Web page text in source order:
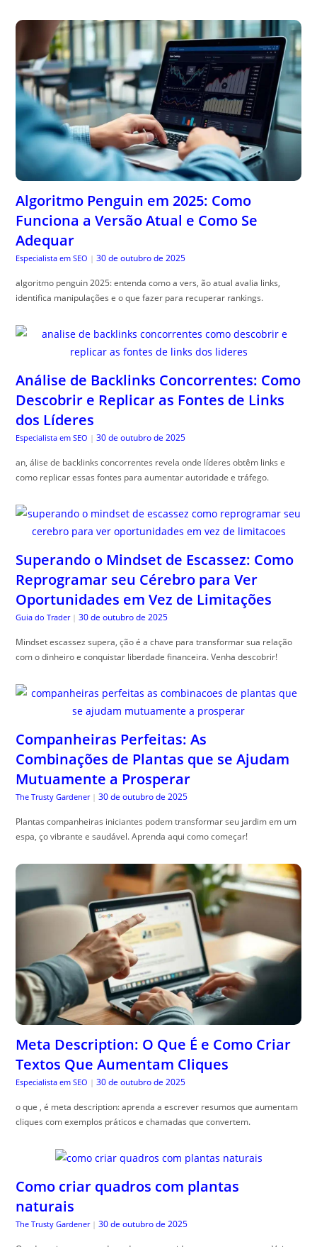
Algoritmo Penguin em 2025: Como
Funciona a Versão Atual e Como Se
Adequar
Especialista em SEO | 30 de outubro de 2025
algoritmo penguin 2025: entenda como a vers, ão atual avalia links,
identifica manipulações e o que fazer para recuperar rankings.
Análise de Backlinks Concorrentes: Como
Descobrir e Replicar as Fontes de Links
dos Líderes
Especialista em SEO | 30 de outubro de 2025
an, álise de backlinks concorrentes revela onde líderes obtêm links e
como replicar essas fontes para aumentar autoridade e tráfego.
Superando o Mindset de Escassez: Como
Reprogramar seu Cérebro para Ver
Oportunidades em Vez de Limitações
Guia do Trader | 30 de outubro de 2025
Mindset escassez supera, ção é a chave para transformar sua relação
com o dinheiro e conquistar liberdade financeira. Venha descobrir!
Companheiras Perfeitas: As
Combinações de Plantas que se Ajudam
Mutuamente a Prosperar
The Trusty Gardener | 30 de outubro de 2025
Plantas companheiras iniciantes podem transformar seu jardim em um
espa, ço vibrante e saudável. Aprenda aqui como começar!
Meta Description: O Que É e Como Criar
Textos Que Aumentam Cliques
Especialista em SEO | 30 de outubro de 2025
o que , é meta description: aprenda a escrever resumos que aumentam
cliques com exemplos práticos e chamadas que convertem.
Como criar quadros com plantas
naturais
The Trusty Gardener | 30 de outubro de 2025